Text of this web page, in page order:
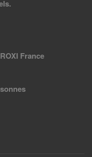
France